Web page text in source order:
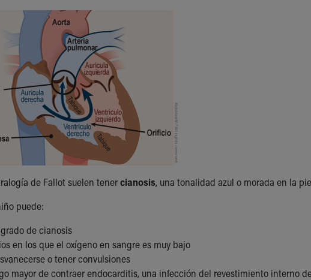
de Fallot suelen tenercianosis, una tonalidad azul o morada en la
puede:
de cianosis
en los que el oxígeno en sangre es muy bajo
o tener convulsiones
mayor de contraer endocarditis, una infección del revestimiento interno